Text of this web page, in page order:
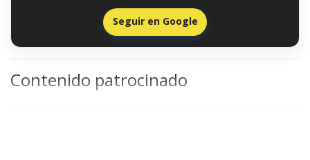
Seguir en Google
Contenido patrocinado